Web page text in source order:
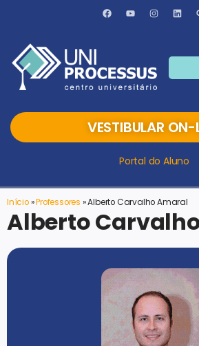
VESTIBULAR ON-
Portal do Aluno
Início»Professores »Alberto Carvalho Amaral
Alberto